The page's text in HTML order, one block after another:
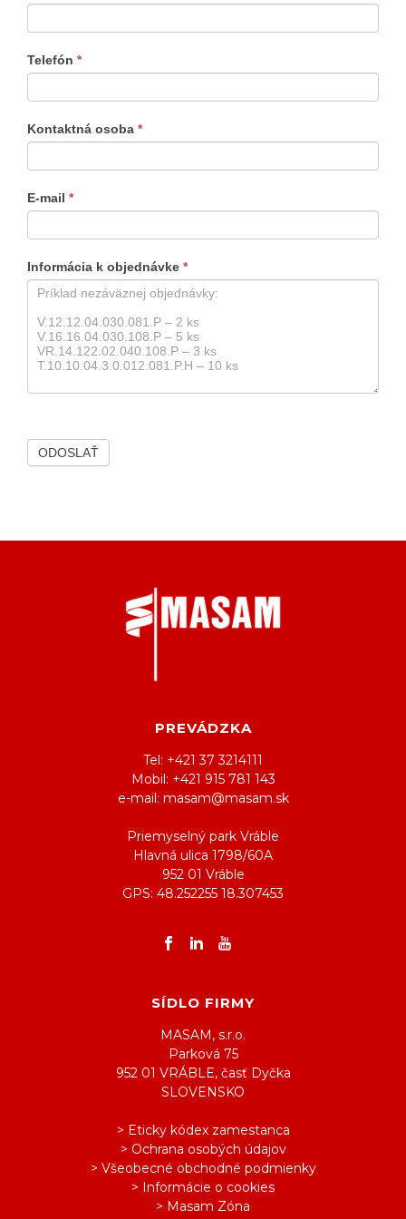
formulár
produkty
Telefón *
Kontaktná osoba *
E-mail *
Informácia k objednávke *
ODOSLAŤ
PREVÁDZKA
Tel: +421 37 3214111
Mobil: +421 915 781 143
e-mail: masam@masam.sk
Priemyselný park Vráble
Hlavná ulica 1798/60A
952 01 Vráble
GPS: 48.252255 18.307453
SÍDLO FIRMY
MASAM, s.r.o.
Parková 75
952 01 VRÁBLE, časť Dyčka
SLOVENSKO
> Eticky kódex zamestanca
> Ochrana osobých údajov
> Všeobecné obchodné podmienky
> Informácie o cookies
> Masam Zóna